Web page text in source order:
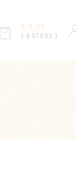
€ 0,00
( 0 STUKS )